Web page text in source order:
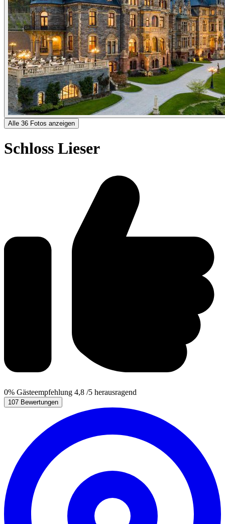
Alle 36 Fotos anzeigen
Schloss Lieser
0% Gästeempfehlung 4,8 /5 herausragend
107 Bewertungen